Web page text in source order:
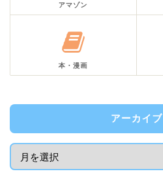
アマゾン
本・漫画
アーカイブ